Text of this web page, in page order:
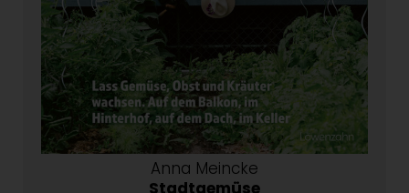
Anna Meincke
Stadtgemüse